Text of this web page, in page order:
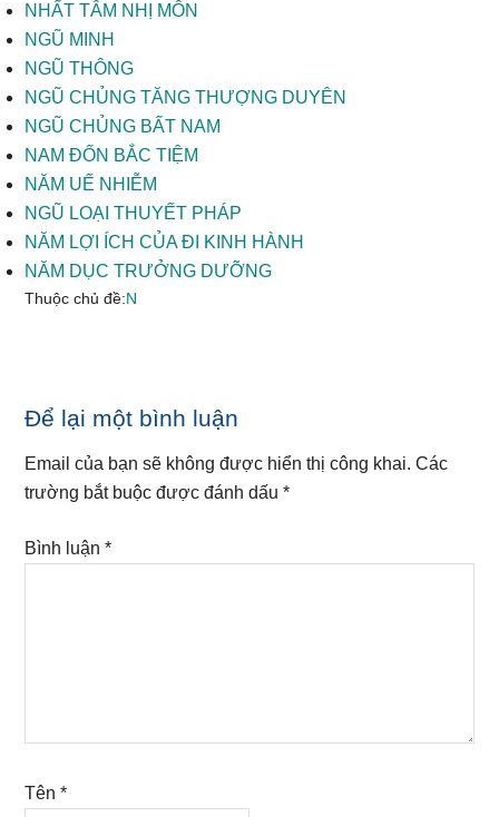
NHẤT TÂM NHỊ MÔN
NGŨ MINH
NGŨ THÔNG
NGŨ CHỦNG TĂNG THƯỢNG DUYÊN
NGŨ CHỦNG BẤT NAM
NAM ĐỐN BẮC TIỆM
NĂM UẾ NHIỄM
NGŨ LOẠI THUYẾT PHÁP
NĂM LỢI ÍCH CỦA ĐI KINH HÀNH
NĂM DỤC TRƯỞNG DƯỠNG
Thuộc chủ đề:N
Reader
Interactions
Để lại một bình luận
Email của bạn sẽ không được hiển thị công khai. Các
trường bắt buộc được đánh dấu*
Bình luận*
Tên*